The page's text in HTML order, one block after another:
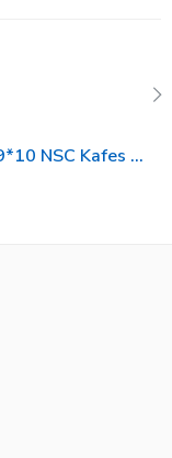
K 15*19*10 NSC Kafes Rulman